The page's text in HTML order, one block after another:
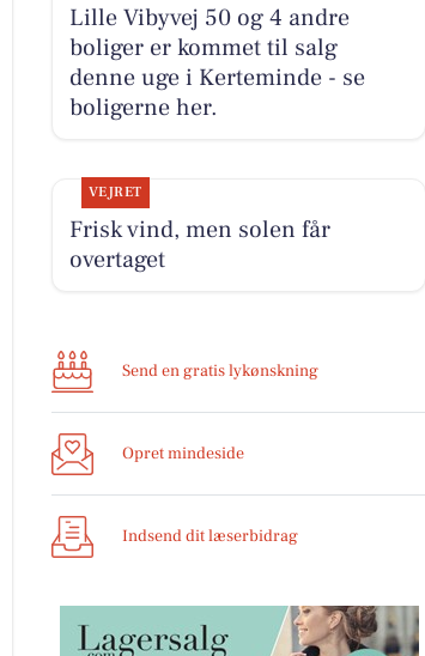
Lille Vibyvej 50 og 4 andre
boliger er kommet til salg
denne uge i Kerteminde - se
boligerne her.
VEJRET
Frisk vind, men solen får
overtaget
Send en gratis lykønskning
Opret mindeside
Indsend dit læserbidrag